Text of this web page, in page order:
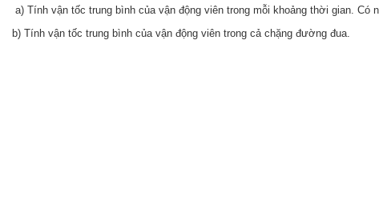
a) Tính vận tốc trung bình của vận động viên trong mỗi khoảng thời gian.
b) Tính vận tốc trung bình của vận động viên trong cả chặng đường đua.